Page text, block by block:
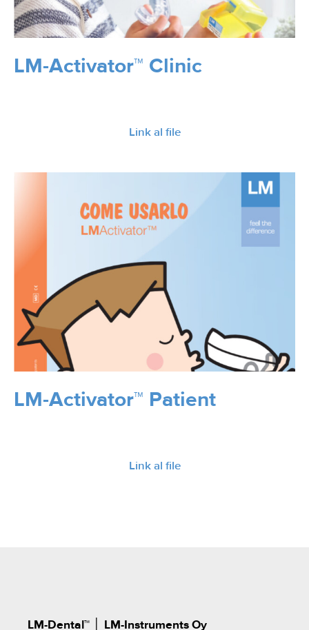
LM-Activator™ Clinic
Link al file
LM-Activator™ Patient
Link al file
LM-Dental™ LM-Instruments Oy